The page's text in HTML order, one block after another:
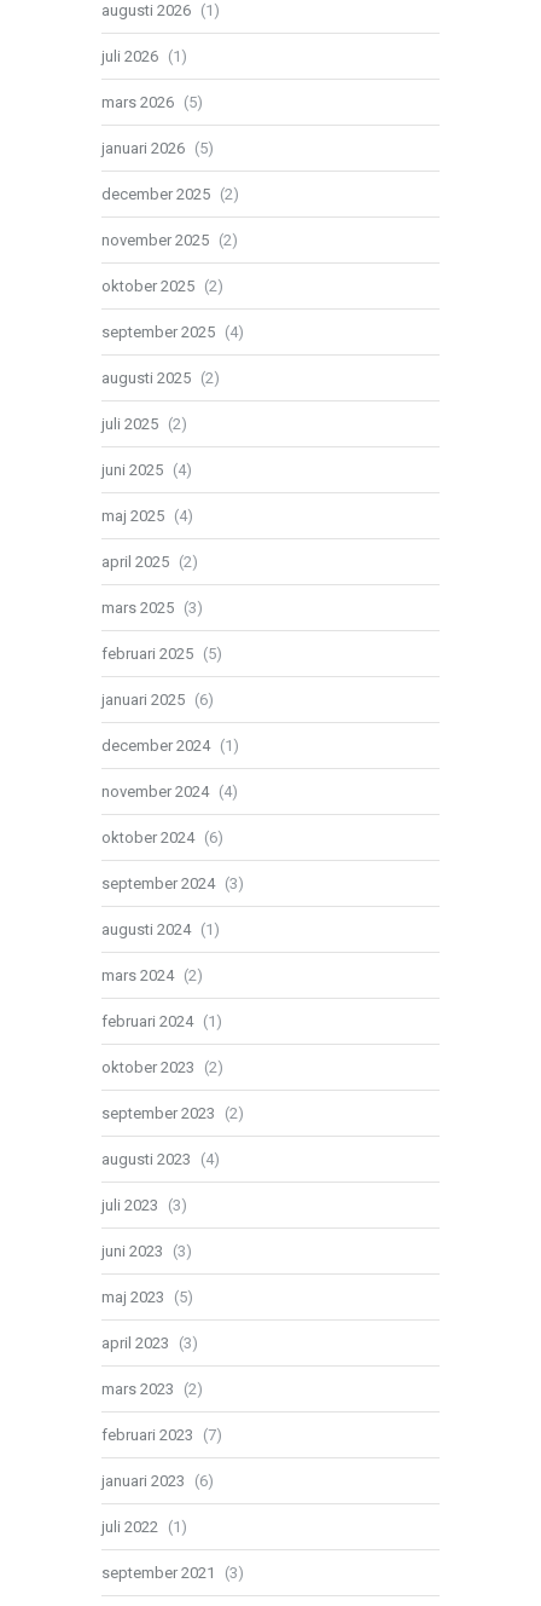
augusti 2026 (1)
juli 2026 (1)
mars 2026 (5)
januari 2026 (5)
december 2025 (2)
november 2025 (2)
oktober 2025 (2)
september 2025 (4)
augusti 2025 (2)
juli 2025 (2)
juni 2025 (4)
maj 2025 (4)
april 2025 (2)
mars 2025 (3)
februari 2025 (5)
januari 2025 (6)
december 2024 (1)
november 2024 (4)
oktober 2024 (6)
september 2024 (3)
augusti 2024 (1)
mars 2024 (2)
februari 2024 (1)
oktober 2023 (2)
september 2023 (2)
augusti 2023 (4)
juli 2023 (3)
juni 2023 (3)
maj 2023 (5)
april 2023 (3)
mars 2023 (2)
februari 2023 (7)
januari 2023 (6)
juli 2022 (1)
september 2021 (3)